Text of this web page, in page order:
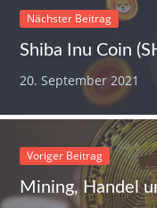
Nächster Beitrag
20. September 2021
Voriger Beitrag